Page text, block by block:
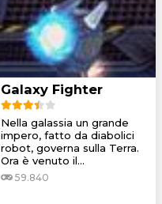
Galaxy Fighter
Nella galassia un grande
impero, fatto da diabolici
robot, governa sulla Terra.
Ora è venuto il...
59.840